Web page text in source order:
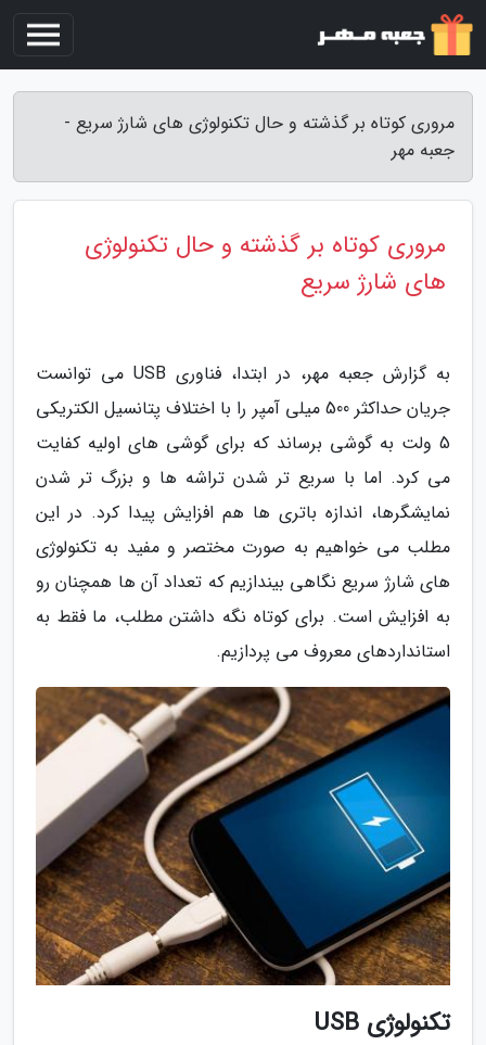
مروری کوتاه بر گذشته و حال تکنولوژی های شارژ سریع -
جعبه مهر
مروری کوتاه بر گذشته و حال تکنولوژی
های شارژ سریع
به گزارش جعبه مهر، در ابتدا، فناوری USB می توانست
جریان حداکثر 500 میلی آمپر را با اختلاف پتانسیل الکتریکی
5 ولت به گوشی برساند که برای گوشی های اولیه کفایت
می کرد. اما با سریع تر شدن تراشه ها و بزرگ تر شدن
نمایشگرها، اندازه باتری ها هم افزایش پیدا کرد. در این
مطلب می خواهیم به صورت مختصر و مفید به تکنولوژی
های شارژ سریع نگاهی بیندازیم که تعداد آن ها همچنان رو
به افزایش است. برای کوتاه نگه داشتن مطلب، ما فقط به
استانداردهای معروف می پردازیم.
تکنولوژی USB